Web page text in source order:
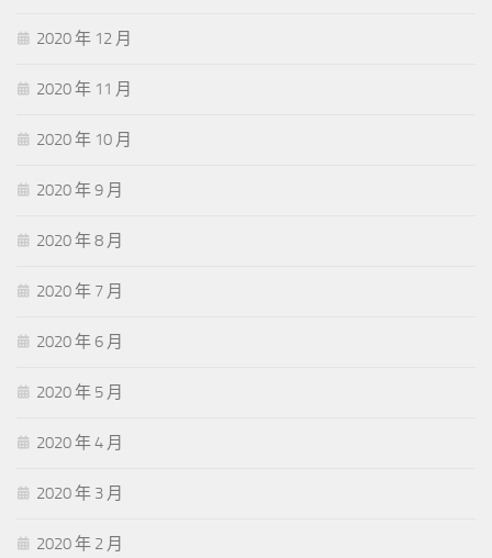
2020 年 12 月
2020 年 11 月
2020 年 10 月
2020 年 9 月
2020 年 8 月
2020 年 7 月
2020 年 6 月
2020 年 5 月
2020 年 4 月
2020 年 3 月
2020 年 2 月